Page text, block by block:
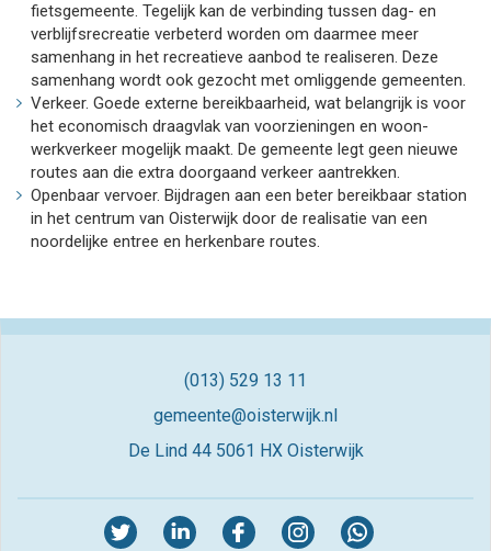
fietsgemeente. Tegelijk kan de verbinding tussen dag- en
verblijfsrecreatie verbeterd worden om daarmee meer
samenhang in het recreatieve aanbod te realiseren. Deze
samenhang wordt ook gezocht met omliggende gemeenten.
Verkeer. Goede externe bereikbaarheid, wat belangrijk is voor
het economisch draagvlak van voorzieningen en woon-
werkverkeer mogelijk maakt. De gemeente legt geen nieuwe
routes aan die extra doorgaand verkeer aantrekken.
Openbaar vervoer. Bijdragen aan een beter bereikbaar station
in het centrum van Oisterwijk door de realisatie van een
noordelijke entree en herkenbare routes.
(013) 529 13 11
gemeente@oisterwijk.nl
De Lind 44 5061 HX Oisterwijk